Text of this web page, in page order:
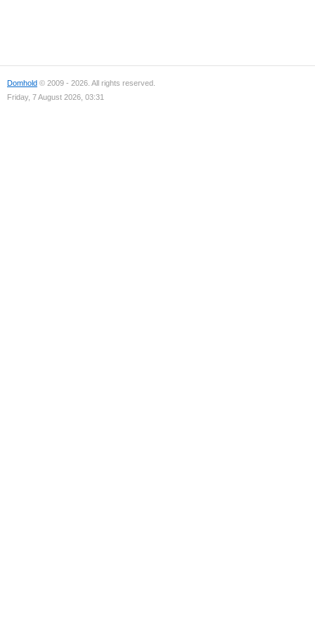
Domhold © 2009 - 2026. All rights reserved.
Friday, 7 August 2026, 03:31